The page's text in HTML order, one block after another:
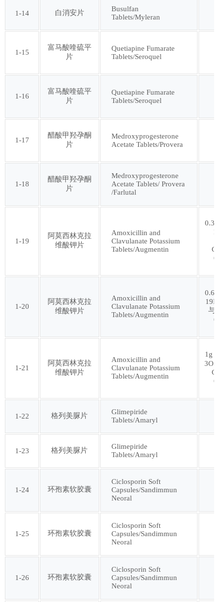
第五十一批 第五十二批
第五十三批 第五十四批
第五十五批 第五十六批
第五十七批 第五十八批
第五十九批 第六十批
第六十一批 第六十二批
第六十三批 第六十四批
第六十七批 第六十八批
第六十九批 第七十批
第七十一批 第七十二批
第七十三批 第七十四批
第七十五批 第七十六批
第八十批
第八十一批 第八十二批
第八十四批
第八十五批 第八十六批
第八十八批
第九十批
第九十一批 第九十二批
1-14 白消安片
Busulfan
Tablets/Myleran
1-15
富马酸喹硫平
片
Quetiapine Fumarate
Tablets/Seroquel
1-16
富马酸喹硫平
片
Quetiapine Fumarate
Tablets/Seroquel
1-17
醋酸甲羟孕酮
片
Medroxyprogesterone
Acetate Tablets/Provera
1-18
醋酸甲羟孕酮
片
Medroxyprogesterone
Acetate Tablets/ Provera
/Farlutal
1-19
阿莫西林克拉
维酸钾片
Amoxicillin and
Clavulanate Potassium
Tablets/Augmentin
1-20
阿莫西林克拉
维酸钾片
Amoxicillin and
Clavulanate Potassium
Tablets/Augmentin
与
1-21
阿莫西林克拉
维酸钾片
Amoxicillin and
Clavulanate Potassium
Tablets/Augmentin
1g
1-22 格列美脲片
Glimepiride
Tablets/Amaryl
1-23 格列美脲片
Glimepiride
Tablets/Amaryl
1-24 环孢素软胶囊
Ciclosporin Soft
Capsules/Sandimmun
Neoral
1-25 环孢素软胶囊
Ciclosporin Soft
Capsules/Sandimmun
Neoral
1-26 环孢素软胶囊
Ciclosporin Soft
Capsules/Sandimmun
Neoral